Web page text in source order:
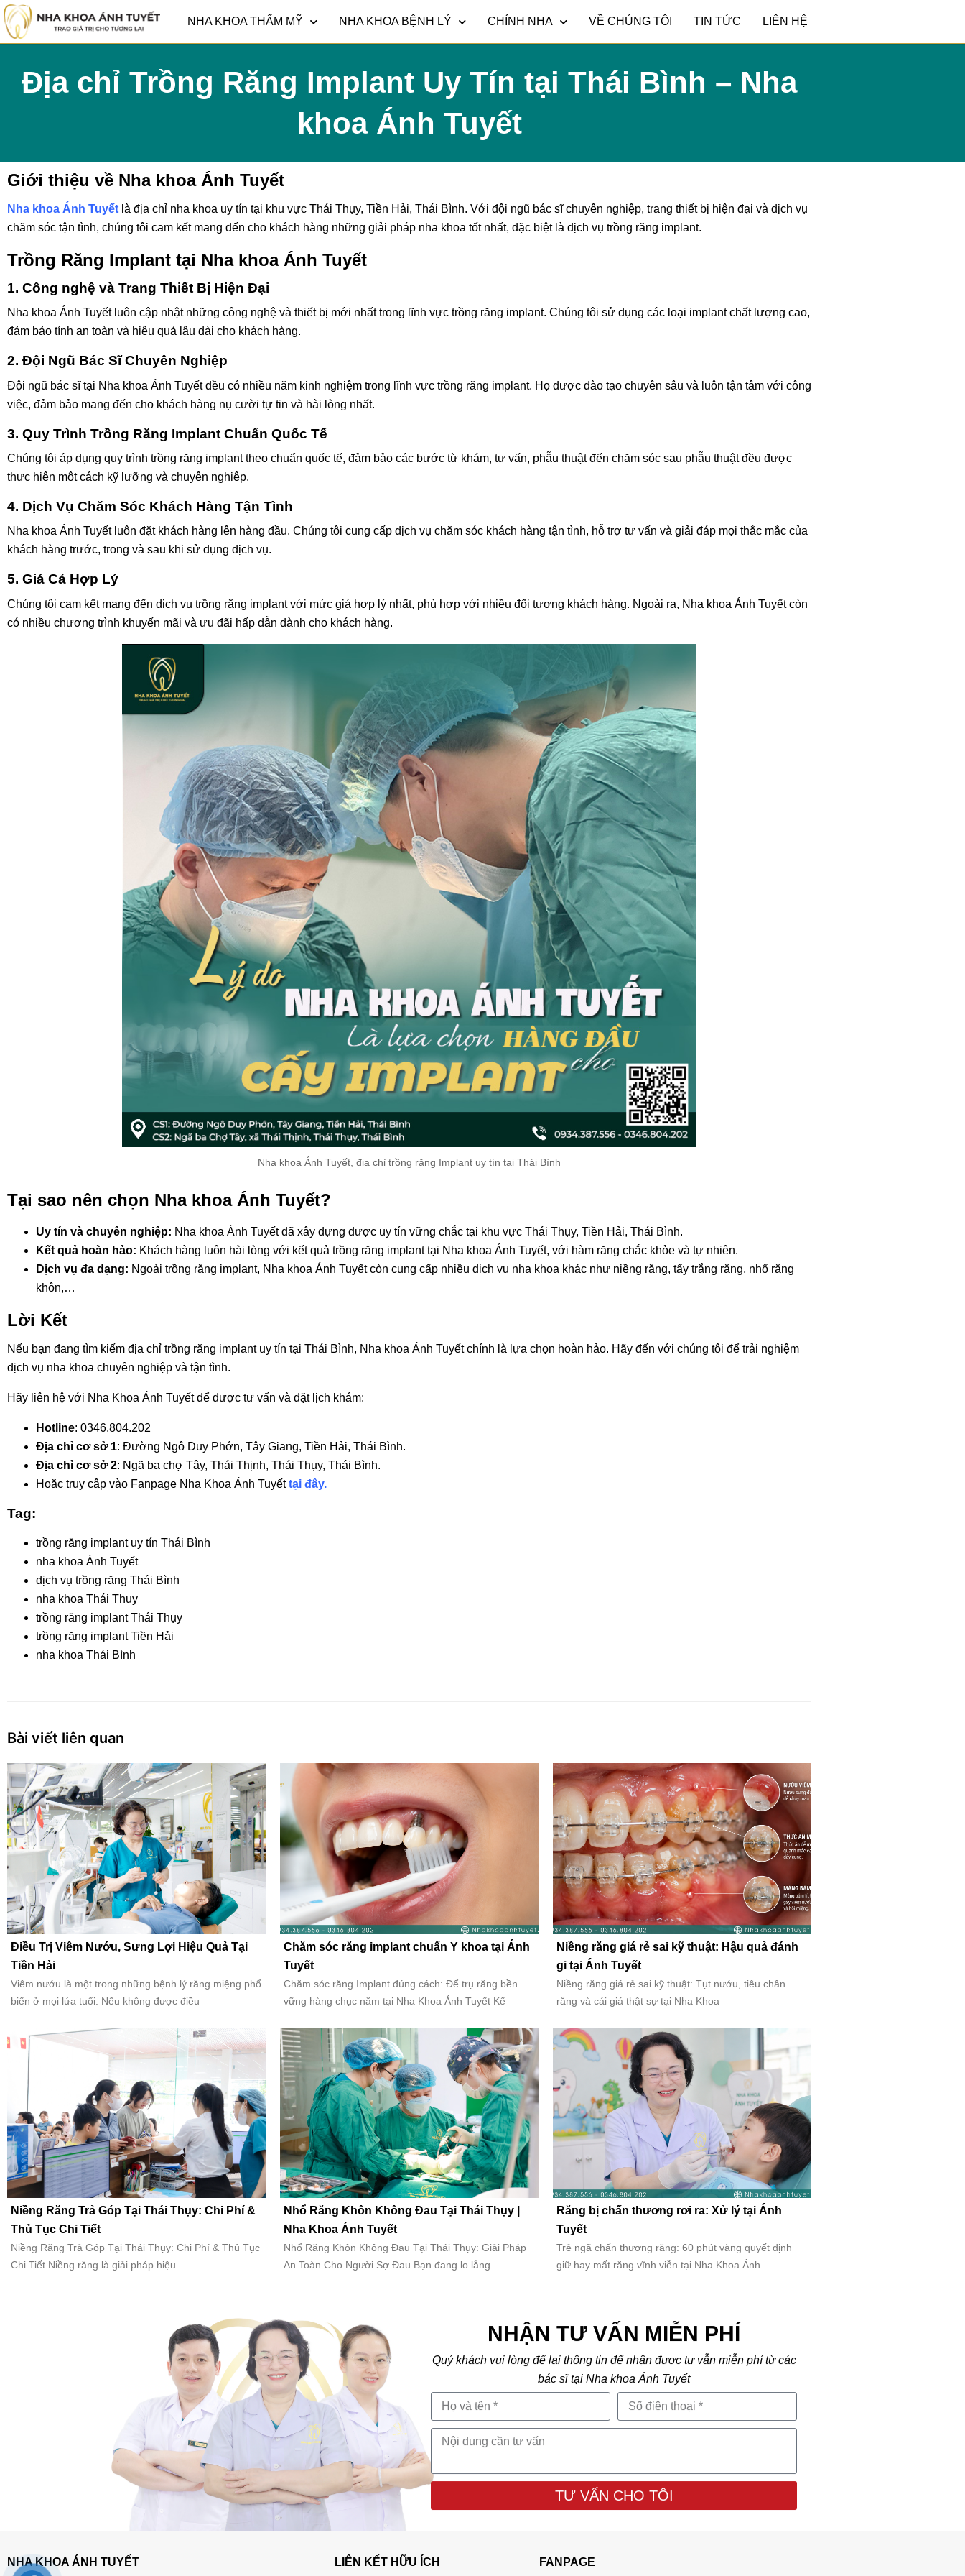
NHA KHOA THẨM MỸ NHA KHOA BỆNH LÝ CHỈNH NHA VỀ CHÚNG TÔI TIN TỨC LIÊN HỆ
Địa chỉ Trồng Răng Implant Uy Tín tại Thái Bình – Nha
khoa Ánh Tuyết
Giới thiệu về Nha khoa Ánh Tuyết
Nha khoa Ánh Tuyết là địa chỉ nha khoa uy tín tại khu vực Thái Thụy, Tiền Hải, Thái Bình. Với đội ngũ bác sĩ chuyên nghiệp, trang thiết bị hiện đại và dịch vụ
chăm sóc tận tình, chúng tôi cam kết mang đến cho khách hàng những giải pháp nha khoa tốt nhất, đặc biệt là dịch vụ trồng răng implant.
Trồng Răng Implant tại Nha khoa Ánh Tuyết
1. Công nghệ và Trang Thiết Bị Hiện Đại
Nha khoa Ánh Tuyết luôn cập nhật những công nghệ và thiết bị mới nhất trong lĩnh vực trồng răng implant. Chúng tôi sử dụng các loại implant chất lượng cao,
đảm bảo tính an toàn và hiệu quả lâu dài cho khách hàng.
2. Đội Ngũ Bác Sĩ Chuyên Nghiệp
Đội ngũ bác sĩ tại Nha khoa Ánh Tuyết đều có nhiều năm kinh nghiệm trong lĩnh vực trồng răng implant. Họ được đào tạo chuyên sâu và luôn tận tâm với công
việc, đảm bảo mang đến cho khách hàng nụ cười tự tin và hài lòng nhất.
3. Quy Trình Trồng Răng Implant Chuẩn Quốc Tế
Chúng tôi áp dụng quy trình trồng răng implant theo chuẩn quốc tế, đảm bảo các bước từ khám, tư vấn, phẫu thuật đến chăm sóc sau phẫu thuật đều được
thực hiện một cách kỹ lưỡng và chuyên nghiệp.
4. Dịch Vụ Chăm Sóc Khách Hàng Tận Tình
Nha khoa Ánh Tuyết luôn đặt khách hàng lên hàng đầu. Chúng tôi cung cấp dịch vụ chăm sóc khách hàng tận tình, hỗ trợ tư vấn và giải đáp mọi thắc mắc của
khách hàng trước, trong và sau khi sử dụng dịch vụ.
5. Giá Cả Hợp Lý
Chúng tôi cam kết mang đến dịch vụ trồng răng implant với mức giá hợp lý nhất, phù hợp với nhiều đối tượng khách hàng. Ngoài ra, Nha khoa Ánh Tuyết còn
có nhiều chương trình khuyến mãi và ưu đãi hấp dẫn dành cho khách hàng.
Nha khoa Ánh Tuyết, địa chỉ trồng răng Implant uy tín tại Thái Bình
Tại sao nên chọn Nha khoa Ánh Tuyết?
Uy tín và chuyên nghiệp: Nha khoa Ánh Tuyết đã xây dựng được uy tín vững chắc tại khu vực Thái Thụy, Tiền Hải, Thái Bình.
Kết quả hoàn hảo: Khách hàng luôn hài lòng với kết quả trồng răng implant tại Nha khoa Ánh Tuyết, với hàm răng chắc khỏe và tự nhiên.
Dịch vụ đa dạng: Ngoài trồng răng implant, Nha khoa Ánh Tuyết còn cung cấp nhiều dịch vụ nha khoa khác như niềng răng, tẩy trắng răng, nhổ răng
khôn,…
Lời Kết
Nếu bạn đang tìm kiếm địa chỉ trồng răng implant uy tín tại Thái Bình, Nha khoa Ánh Tuyết chính là lựa chọn hoàn hảo. Hãy đến với chúng tôi để trải nghiệm
dịch vụ nha khoa chuyên nghiệp và tận tình.
Hãy liên hệ với Nha Khoa Ánh Tuyết để được tư vấn và đặt lịch khám:
Hotline: 0346.804.202
Địa chỉ cơ sở 1: Đường Ngô Duy Phớn, Tây Giang, Tiền Hải, Thái Bình.
Địa chỉ cơ sở 2: Ngã ba chợ Tây, Thái Thịnh, Thái Thụy, Thái Bình.
Hoặc truy cập vào Fanpage Nha Khoa Ánh Tuyếttại đây.
Tag:
trồng răng implant uy tín Thái Bình
nha khoa Ánh Tuyết
dịch vụ trồng răng Thái Bình
nha khoa Thái Thụy
trồng răng implant Thái Thụy
trồng răng implant Tiền Hải
nha khoa Thái Bình
Bài viết liên quan
Điều Trị Viêm Nướu, Sưng Lợi Hiệu Quả Tại
Tiền Hải
Viêm nướu là một trong những bệnh lý răng miệng phổ
biến ở mọi lứa tuổi. Nếu không được điều
Chăm sóc răng implant chuẩn Y khoa tại Ánh
Tuyết
Chăm sóc răng Implant đúng cách: Để trụ răng bền
vững hàng chục năm tại Nha Khoa Ánh Tuyết Kế
Niềng răng giá rẻ sai kỹ thuật: Hậu quả đánh
gi tại Ánh Tuyết
Niềng răng giá rẻ sai kỹ thuật: Tụt nướu, tiêu chân
răng và cái giá thật sự tại Nha Khoa
Niềng Răng Trả Góp Tại Thái Thụy: Chi Phí &
Thủ Tục Chi Tiết
Niềng Răng Trả Góp Tại Thái Thụy: Chi Phí & Thủ Tục
Chi Tiết Niềng răng là giải pháp hiệu
Nhổ Răng Khôn Không Đau Tại Thái Thụy |
Nha Khoa Ánh Tuyết
Nhổ Răng Khôn Không Đau Tại Thái Thụy: Giải Pháp
An Toàn Cho Người Sợ Đau Bạn đang lo lắng
Răng bị chấn thương rơi ra: Xử lý tại Ánh
Tuyết
Trẻ ngã chấn thương răng: 60 phút vàng quyết định
giữ hay mất răng vĩnh viễn tại Nha Khoa Ánh
NHẬN TƯ VẤN MIỄN PHÍ
Quý khách vui lòng để lại thông tin để nhận được tư vẫn miễn phí từ các
bác sĩ tại Nha khoa Ánh Tuyết
TƯ VẤN CHO TÔI
NHA KHOA ÁNH TUYẾT LIÊN KẾT HỮU ÍCH FANPAGE